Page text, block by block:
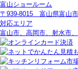
富山ショールーム
〒939-8015 富山県富山
対応エリア
富山市、高岡市、射水市